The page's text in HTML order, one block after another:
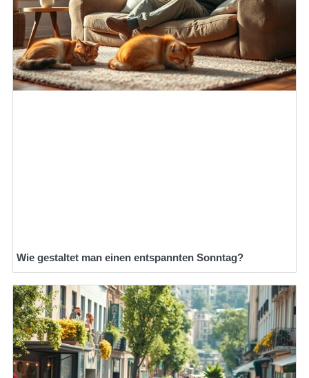
Wie gestaltet man einen entspannten Sonntag?